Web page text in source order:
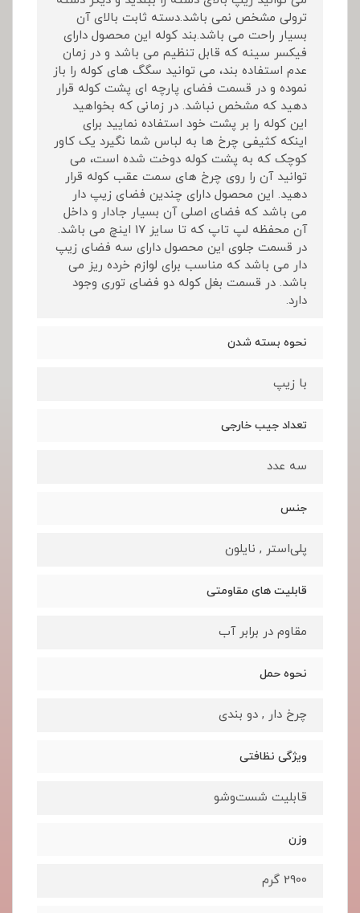
ترولی مشخص نمی باشد.دسته ثابت بالای آن
بسیار راحت می باشد.بند کوله این محصول دارای
فیکسر سینه که قابل تنظیم می باشد و در زمان
عدم استفاده بند، می توانید سگگ های کوله را باز
نموده و در قسمت فضای پارچه ای پشت کوله قرار
دهید که مشخص نباشد. در زمانی که بخواهید
این کوله را بر پشت خود استفاده نمایید برای
اینکه کثیفی چرخ ها به لباس شما نگیرد یک کاور
کوچک که به پشت کوله دوخت شده است، می
توانید آن را روی چرخ های سمت عقب کوله قرار
دهید. این محصول دارای چندین فضای زیپ دار
می باشد که فضای اصلی آن بسیار جادار و داخل
آن محفظه لپ تاپ که تا سایز 17 اینچ می باشد.
در قسمت جلوی این محصول دارای سه فضای زیپ
دار می باشد که مناسب برای لوازم خرده ریز می
باشد. در قسمت بغل کوله دو فضای توری وجود
دارد.
نحوه بسته شدن
با زیپ
تعداد جیب خارجی
سه عدد
جنس
پلی‌استر , نایلون
قابلیت های مقاومتی
مقاوم در برابر آب
نحوه حمل
چرخ دار , دو بندی
ویژگی نظافتی
قابلیت شست‌وشو
وزن
2900 گرم